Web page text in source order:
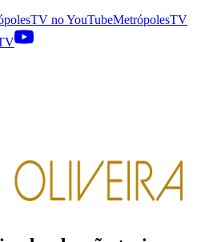
noYouTubeMetrópolesTV